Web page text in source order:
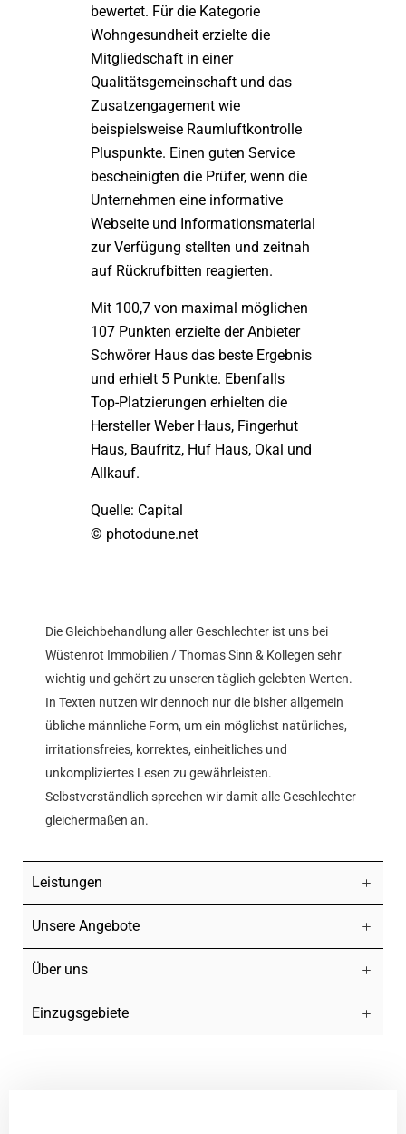
bewertet. Für die Kategorie
Wohngesundheit erzielte die
Mitgliedschaft in einer
Qualitätsgemeinschaft und das
Zusatzengagement wie
beispielsweise Raumluftkontrolle
Pluspunkte. Einen guten Service
bescheinigten die Prüfer, wenn die
Unternehmen eine informative
Webseite und Informationsmaterial
zur Verfügung stellten und zeitnah
auf Rückrufbitten reagierten.
Mit 100,7 von maximal möglichen
107 Punkten erzielte der Anbieter
Schwörer Haus das beste Ergebnis
und erhielt 5 Punkte. Ebenfalls
Top-Platzierungen erhielten die
Hersteller Weber Haus, Fingerhut
Haus, Baufritz, Huf Haus, Okal und
Allkauf.
Quelle: Capital
© photodune.net
Die Gleichbehandlung aller Geschlechter ist uns bei
Wüstenrot Immobilien / Thomas Sinn & Kollegen sehr
wichtig und gehört zu unseren täglich gelebten Werten.
In Texten nutzen wir dennoch nur die bisher allgemein
übliche männliche Form, um ein möglichst natürliches,
irritationsfreies, korrektes, einheitliches und
unkompliziertes Lesen zu gewährleisten.
Selbstverständlich sprechen wir damit alle Geschlechter
gleichermaßen an.
Leistungen
Unsere Angebote
Über uns
Einzugsgebiete